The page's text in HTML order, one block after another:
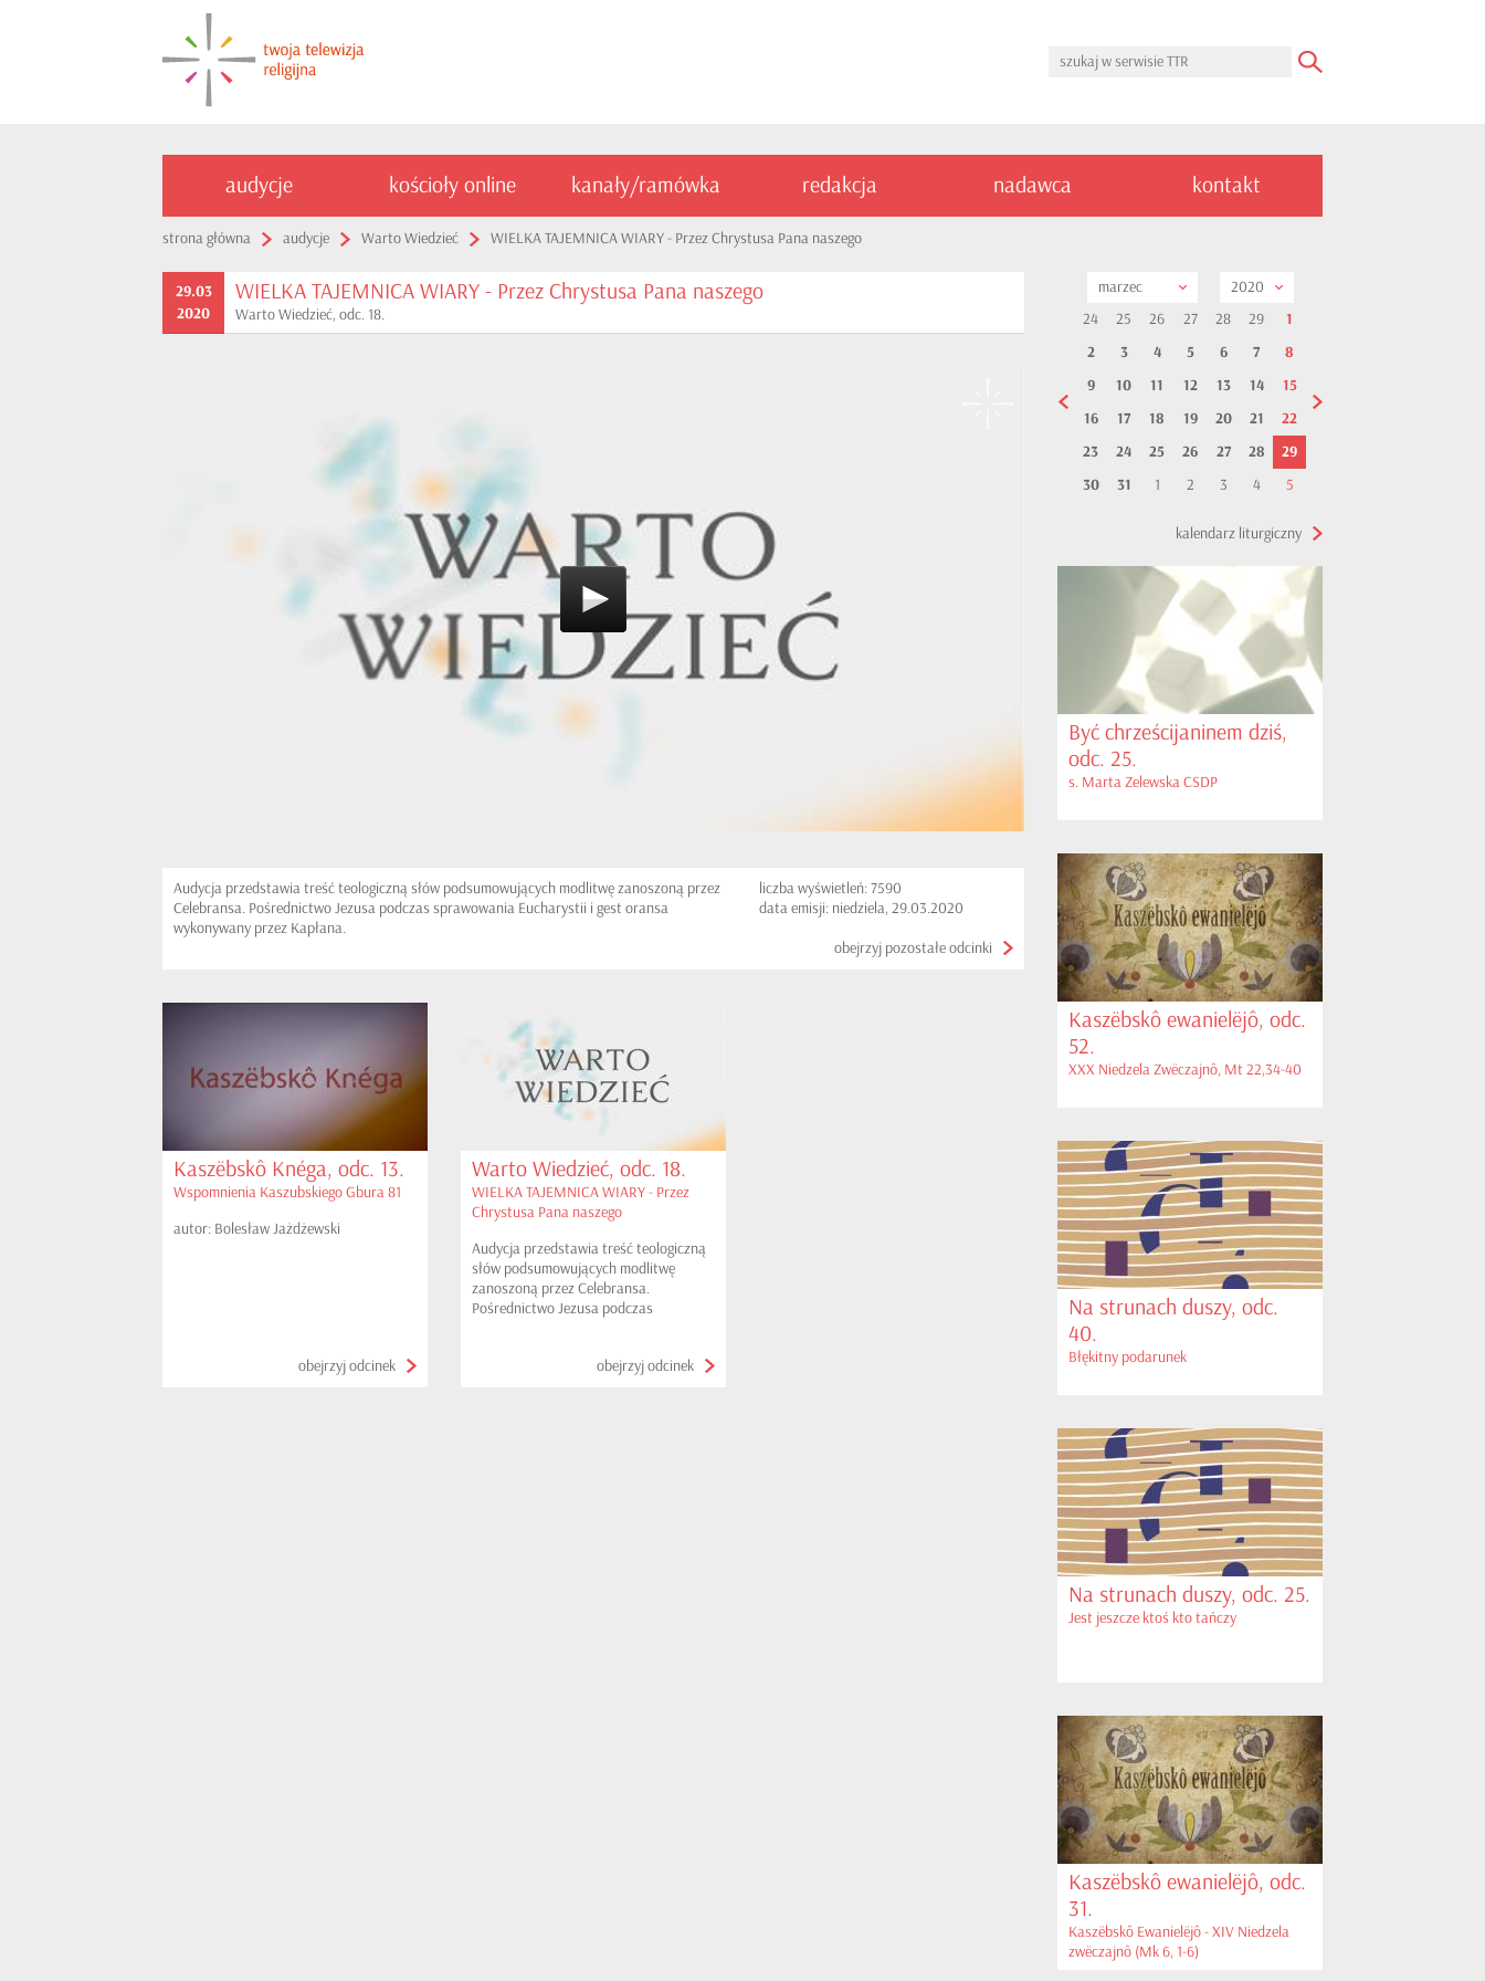
audycje kościoły online kanały/ramówka redakcja nadawca kontakt
strona główna audycje Warto Wiedzieć WIELKA TAJEMNICA WIARY - Przez Chrystusa Pana naszego
29.03
2020
WIELKA TAJEMNICA WIARY - Przez Chrystusa Pana naszego
Warto Wiedzieć, odc. 18.
Audycja przedstawia treść teologiczną słów podsumowujących modlitwę zanoszoną przez
Celebransa. Pośrednictwo Jezusa podczas sprawowania Eucharystii i gest oransa
wykonywany przez Kapłana.
liczba wyświetleń: 7590
data emisji: niedziela, 29.03.2020
obejrzyj pozostałe odcinki
Kaszëbskô Knéga, odc. 13.
Wspomnienia Kaszubskiego Gbura 81
autor: Bolesław Jażdżewski
obejrzyj odcinek
Warto Wiedzieć, odc. 18.
WIELKA TAJEMNICA WIARY - Przez
Chrystusa Pana naszego
Audycja przedstawia treść teologiczną
słów podsumowujących modlitwę
zanoszoną przez Celebransa.
Pośrednictwo Jezusa podczas
obejrzyj odcinek
marzec
2020
24
25 26 27 28 29
1
2
3 4 5 6 7
8
9
10 11 12 13 14
15
16
17 18 19 20 21
22
23
24 25 26 27 28
29
30
31 1 2 3 4 5
kalendarz liturgiczny
Być chrześcijaninem dziś,
odc. 25.
s. Marta Zelewska CSDP
Kaszëbskô ewanielëjô, odc.
52.
XXX Niedzela Zwëczajnô, Mt 22,34-40
Na strunach duszy, odc.
40.
Błękitny podarunek
Na strunach duszy, odc. 25.
Jest jeszcze ktoś kto tańczy
Kaszëbskô ewanielëjô, odc.
31.
Kaszëbskô Ewanielëjô - XIV Niedzela
zwëczajnô (Mk 6, 1-6)